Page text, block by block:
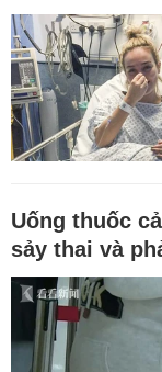
Uống thuốc
sảy thai và